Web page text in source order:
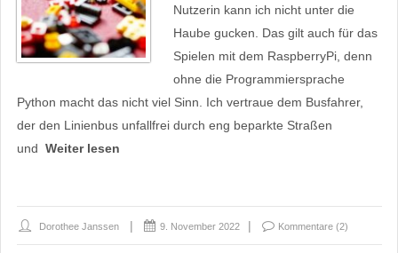
Nutzerin kann ich nicht unter die
Haube gucken. Das gilt auch für das
Spielen mit dem RaspberryPi, denn
ohne die Programmiersprache
Python macht das nicht viel Sinn. Ich vertraue dem Busfahrer,
der den Linienbus unfallfrei durch eng beparkte Straßen
und Weiter lesen
Dorothee Janssen 9. November 2022 Kommentare (2)